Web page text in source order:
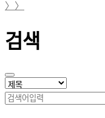
〉〉
검색